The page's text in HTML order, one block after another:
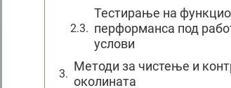
Тестирање на
перформанса под
услови
Методи за чистење и
околината